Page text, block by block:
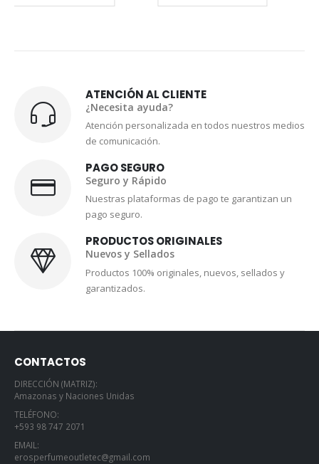
ATENCIÓN AL CLIENTE
¿Necesita ayuda?
Atención personalizada en todos nuestros medios
de comunicación.
PAGO SEGURO
Seguro y Rápido
Nuestras plataformas de pago te garantizan un
pago seguro.
PRODUCTOS ORIGINALES
Nuevos y Sellados
Productos 100% originales, nuevos, sellados y
garantizados.
CONTACTOS
DIRECCIÓN (MATRIZ):
Amazonas y Naciones Unidas
TELÉFONO:
+593 98 747 2071
EMAIL:
erosperfumeoutletec@gmail.com